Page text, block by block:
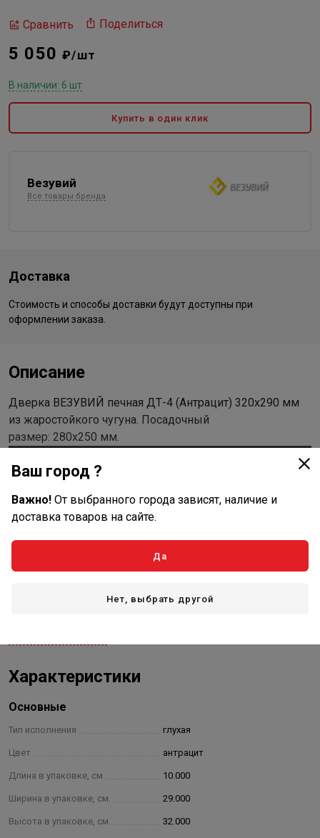
Сравнить Поделиться
5 050₽/шт
В наличии: 6 шт
Купить в один клик
Везувий
Все товары бренда
Доставка
Стоимость и способы доставки будут доступны при
оформлении заказа.
Описание
Дверка ВЕЗУВИЙ печная ДТ-4 (Антрацит) 320x290 мм
из жаростойкого чугуна. Посадочный
размер: 280х250 мм.
Характеристики
Основные
Тип исполнения глухая
Цвет антрацит
Длина в упаковке, см. 10.000
Ширина в упаковке, см. 29.000
Высота в упаковке, см. 32.000
Ваш город ?
Важно! От выбранного города зависят, наличие и
доставка товаров на сайте.
Да
Нет, выбрать другой